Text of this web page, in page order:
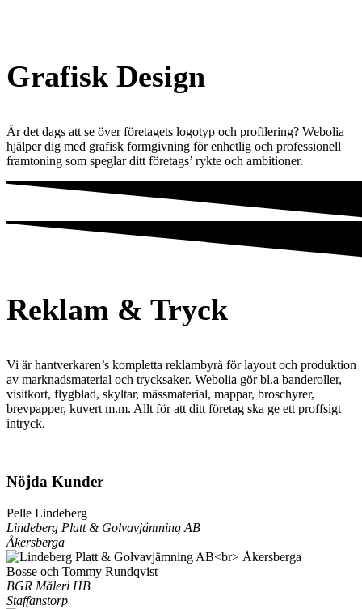
Grafisk Design
Är det dags att se över företagets logotyp och profilering? Webolia
hjälper dig med grafisk formgivning för enhetlig och professionell
framtoning som speglar ditt företags’ rykte och ambitioner.
Reklam & Tryck
Vi är hantverkaren’s kompletta reklambyrå för layout och produktion
av marknadsmaterial och trycksaker. Webolia gör bl.a banderoller,
visitkort, flygblad, skyltar, mässmaterial, mappar, broschyrer,
brevpapper, kuvert m.m. Allt för att ditt företag ska ge ett proffsigt
intryck.
Nöjda Kunder
Pelle Lindeberg
Lindeberg Platt & Golvavjämning AB
Åkersberga
Bosse och Tommy Rundqvist
BGR Måleri HB
Staffanstorp